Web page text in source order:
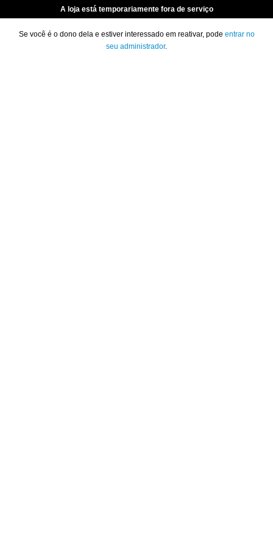
A loja está temporariamente fora de serviço
Se você é o dono dela e estiver interessado em reativar, pode entrar no
seu administrador.